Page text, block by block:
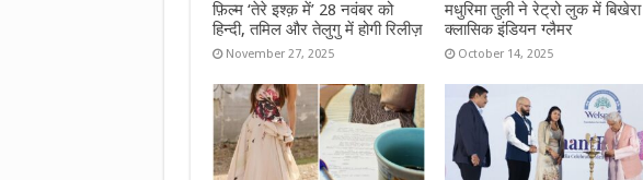
फ़िल्म ‘तेरे इश्क़ में’ 28 नवंबर को
हिन्दी, तमिल और तेलुगु में होगी रिलीज़
November 27, 2025
मधुरिमा तुली ने रेट्रो लुक में बिखेरा
क्लासिक इंडियन ग्लैमर
October 14, 2025